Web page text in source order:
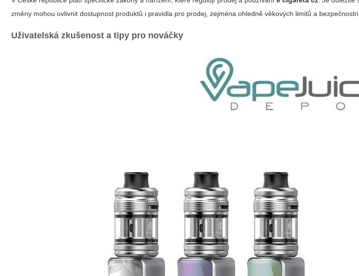
změny mohou ovlivnit dostupnost produktů i pravidla pro prodej, zejména ohledně věkových limitů a
Uživatelská zkušenost a tipy pro nováčky